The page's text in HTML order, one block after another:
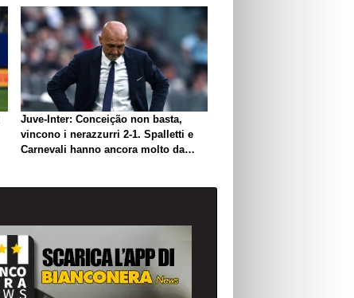
Juve-Inter: Conceição non basta,
vincono i nerazzurri 2-1. Spalletti e
Carnevali hanno ancora molto da